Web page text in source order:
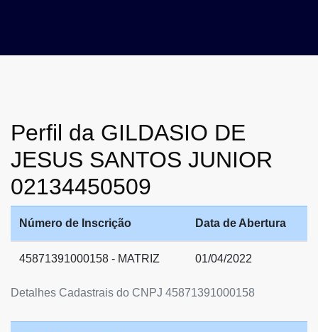
Perfil da GILDASIO DE
JESUS SANTOS JUNIOR
02134450509
Detalhes Cadastrais do CNPJ 45871391000158
Número de Inscrição Data de Abertura
45871391000158 - MATRIZ 01/04/2022